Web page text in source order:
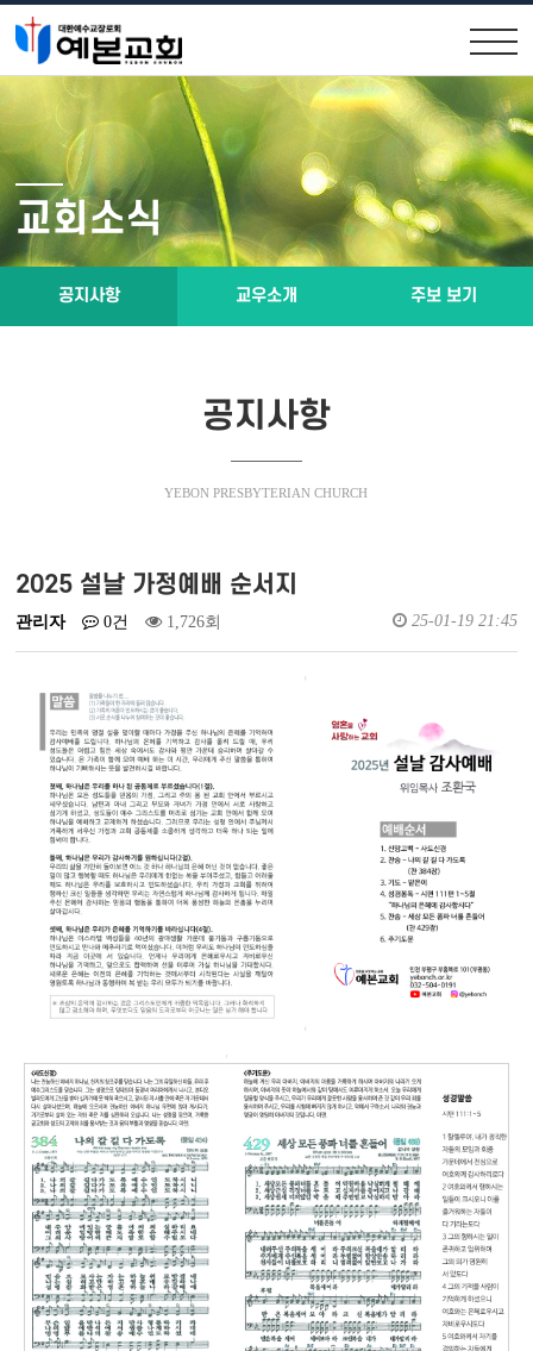
교회안내
원로목사인사
위임목사소개
교회연혁
제직구성
교회소식
공지사항
교우소식
행사앨범
회원가입 로그인
교회소식
공지사항 교우소개 주보 보기
공지사항
YEBON PRESBYTERIAN CHURCH
2025 설날 가정예배 순서지
관리자 0건 1,726회 25-01-19 21:45